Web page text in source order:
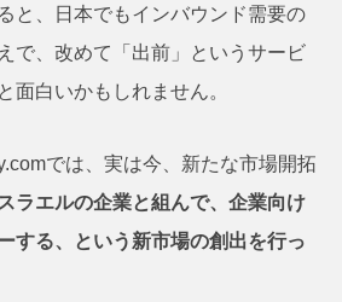
と、日本でもインバウンド需要の
で、改めて「出前」というサービ
面白いかもしれません。
では、実は今、新たな市場開拓
ラエルの企業と組んで、企業向け
する、という新市場の創出を行っ